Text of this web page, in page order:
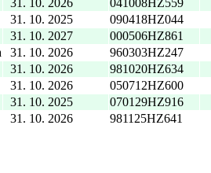
31. 10. 2027
000506HZ861
31. 10. 2026
960303HZ247
31. 10. 2026
981020HZ634
31. 10. 2026
050712HZ600
31. 10. 2025
070129HZ916
31. 10. 2026
981125HZ641